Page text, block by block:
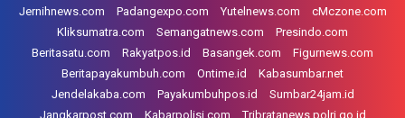
Jernihnews.com
Padangexpo.com Yutelnews.com
cMczone.com
Kliksumatra.com
Semangatnews.com
Presindo.com
Beritasatu.com
Rakyatpos.id Basangek.com
Figurnews.com
Beritapayakumbuh.com
Ontime.id
Kabasumbar.net
Jendelakaba.com
Payakumbuhpos.id
Sumbar24jam.id
Jangkarpost.com
Kabarpolisi.com
Tribratanews.polri.go.id